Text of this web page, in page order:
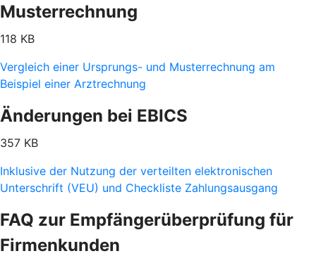
Musterrechnung
118 KB
Vergleich einer Ursprungs- und Musterrechnung am
Beispiel einer Arztrechnung
Änderungen bei EBICS
357 KB
Inklusive der Nutzung der verteilten elektronischen
Unterschrift (VEU) und Checkliste Zahlungsausgang
FAQ zur Empfängerüberprüfung für
Firmenkunden